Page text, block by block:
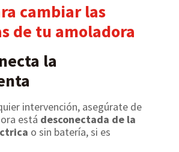
cambiar las
de tu amoladora
la
intervención, asegúrate de
está desconectada de la
o sin batería, si es